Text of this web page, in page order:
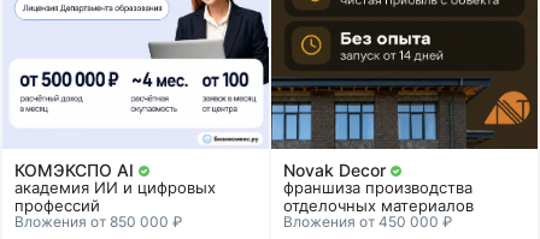
КОМЭКСПО AI
академия ИИ и цифровых
профессий
Вложения от 850 000 ₽
Novak Decor
франшиза производства
отделочных материалов
Вложения от 450 000 ₽